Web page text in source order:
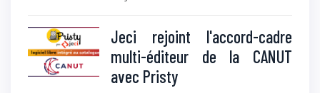
Jeci rejoint l'accord-cadre
multi-éditeur de la CANUT
avec Pristy